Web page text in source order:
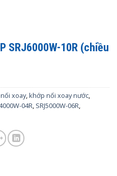
SRJ6000W-10R (chiều
xoay,khớp nối xoay nước,
04R, SRJ5000W-06R,